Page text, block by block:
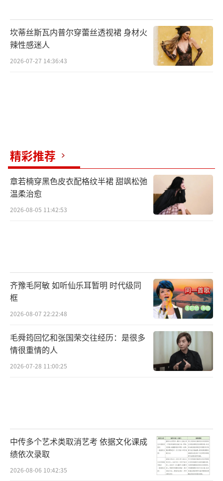
找内心平衡和疗愈之道。我们希望通过这部电
影,给观众带来不同于以往的感受和启示。
坎蒂丝斯瓦内普尔穿蕾丝透视裙 身材火
辣性感迷人
2026-07-27 14:36:43
精彩推荐
章若楠穿黑色皮衣配格纹半裙 甜飒松弛
温柔治愈
2026-08-05 11:42:53
齐豫毛阿敏 如听仙乐耳暂明 时代级同
框
2026-08-07 22:22:48
毛舜筠回忆和张国荣交往经历：是很多
情很重情的人
2026-07-28 11:00:25
中传多个艺术类取消艺考 依据文化课成
绩依次录取
2026-08-06 10:42:35